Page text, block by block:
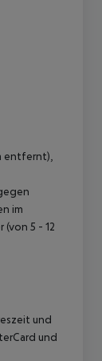
entfernt),
im
5 - 12
und
und